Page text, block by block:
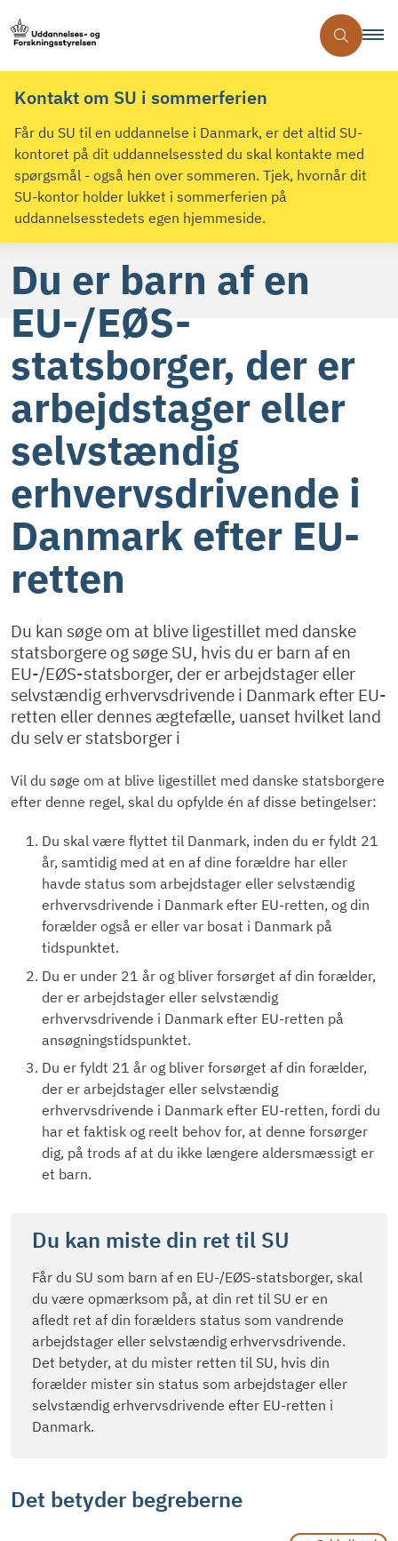
Kontakt om SU i sommerferien
Får du SU til en uddannelse i Danmark, er det altid SU-
kontoret på dit uddannelsessted du skal kontakte med
spørgsmål - også hen over sommeren. Tjek, hvornår dit
SU-kontor holder lukket i sommerferien på
uddannelsesstedets egen hjemmeside.
Du er barn af en
EU-/EØS-
statsborger, der er
arbejdstager eller
selvstændig
erhvervsdrivende i
Danmark efter EU-
retten
Du kan søge om at blive ligestillet med danske
statsborgere og søge SU, hvis du er barn af en
EU-/EØS-statsborger, der er arbejdstager eller
selvstændig erhvervsdrivende i Danmark efter EU-
retten eller dennes ægtefælle, uanset hvilket land
du selv er statsborger i
Vil du søge om at blive ligestillet med danske statsborgere
efter denne regel, skal du opfylde én af disse betingelser:
Du skal være flyttet til Danmark, inden du er fyldt 21
år, samtidig med at en af dine forældre har eller
havde status som arbejdstager eller selvstændig
erhvervsdrivende i Danmark efter EU-retten, og din
forælder også er eller var bosat i Danmark på
tidspunktet.
Du er under 21 år og bliver forsørget af din forælder,
der er arbejdstager eller selvstændig
erhvervsdrivende i Danmark efter EU-retten på
ansøgningstidspunktet.
Du er fyldt 21 år og bliver forsørget af din forælder,
der er arbejdstager eller selvstændig
erhvervsdrivende i Danmark efter EU-retten, fordi du
har et faktisk og reelt behov for, at denne forsørger
dig, på trods af at du ikke længere aldersmæssigt er
et barn.
Du kan miste din ret til SU
Får du SU som barn af en EU-/EØS-statsborger, skal
du være opmærksom på, at din ret til SU er en
afledt ret af din forælders status som vandrende
arbejdstager eller selvstændig erhvervsdrivende.
Det betyder, at du mister retten til SU, hvis din
forælder mister sin status som arbejdstager eller
selvstændig erhvervsdrivende efter EU-retten i
Danmark.
Det betyder begreberne